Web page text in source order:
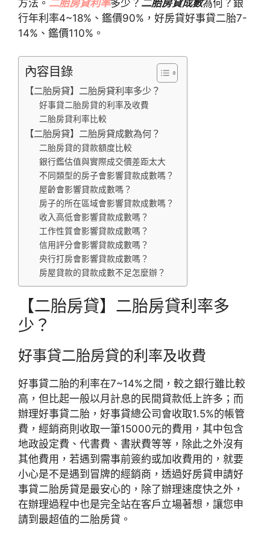
方法。 二胎房貸利率多少？ 二胎房貸成數為何？銀
行年利率4~18%、鑑價90%，好房貸好事貸二胎7-
14%、鑑價110%。
內容目錄
【二胎房貸】二胎房貸利率多少？
好事貸二胎房貸的利率及收費
二胎房貸利率比較
【二胎房貸】二胎房貸成數為何？
二胎房貸的貸款額度比較
銀行鑑估值與實際成交價差距太大
不同類型的房子會影響貸款成數嗎？
屋齡會影響貸款成數嗎？
房子的所在區域會影響貸款成數嗎？
收入高低會影響貸款成數嗎？
工作性質會影響貸款成數嗎？
信用評分會影響貸款成數嗎？
央行打房會影響貸款成數嗎？
房屋貸款的貸款成數不足怎麼辦？
【二胎房貸】二胎房貸利率多
少？
好事貸二胎房貸的利率及收費
好事貸二胎的利率在7~14%之間，較之銀行雖比較
高，但比起一般以月計息的民間貸款低上許多；而
辦理好事貸二胎，好事貸總公司會收取1.5%的帳管
費，經銷商則收取一筆15000元的費用，其中包含
地政設定費、代書費、書狀費等等，除此之外沒有
其他費用，若遇到需事前簽約或加收費用的，就要
小心是不是遇到冒牌的經銷商，透過好房貸申請好
事貸二胎房貸是最安心的，除了辦理速度快之外，
在辦理過程中也是完全站在客戶立場著想，讓您申
請到最超值的二胎房貸。